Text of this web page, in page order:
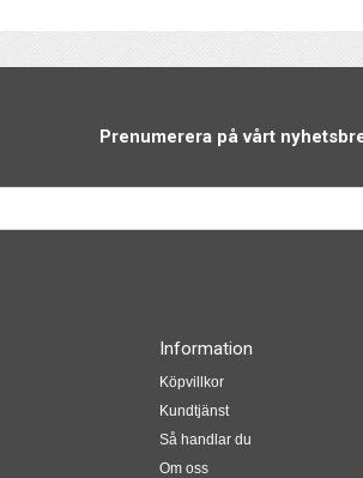
Prenumerera på vårt
Information
Köpvillkor
Kundtjänst
Så handlar du
Om oss